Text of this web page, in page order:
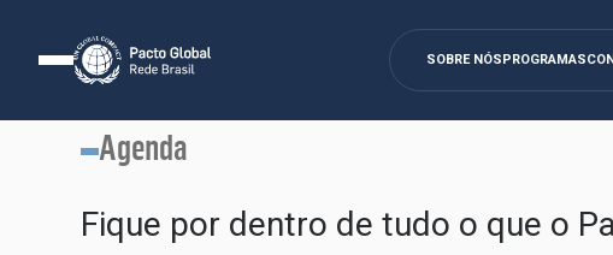
SOBRE NÓSPROGRAMAS
Agenda
Fique por dentro de tudo o que o